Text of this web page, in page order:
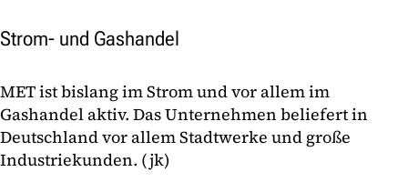
Strom- und Gashandel
MET ist bislang im Strom und vor allem im
Gashandel aktiv. Das Unternehmen beliefert in
Deutschland vor allem Stadtwerke und große
Industriekunden. (jk)